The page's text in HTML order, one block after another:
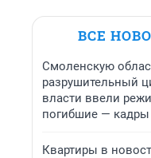
ВСЕ
Смоленскую
разрушительный
власти ввели
погибшие — кадры
Квартиры в